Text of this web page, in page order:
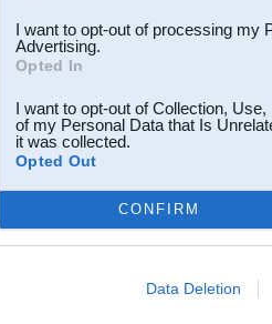
I want to opt-out of processing my
Advertising.
Opted In
I want to opt-out of Collection,
of my Personal Data that Is
it was collected.
Opted Out
CONFIRM
Data Deletion